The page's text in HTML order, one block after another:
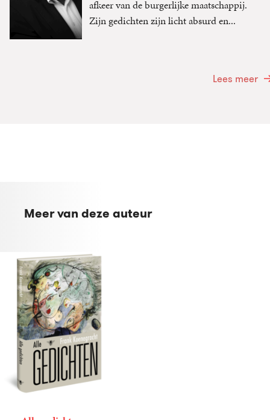
afkeer van de burgerlijke maatschappij.
Zijn gedichten zijn licht absurd en...
Lees meer
Meer van deze auteur